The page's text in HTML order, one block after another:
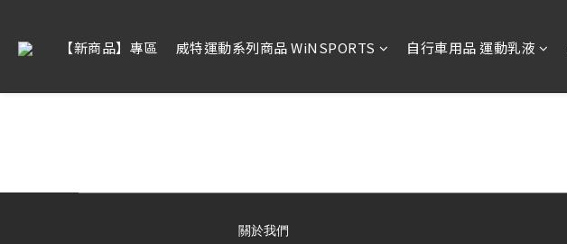
【新商品】專區 威特運動系列商品 WiNSPORTS 自行車用品 運動乳液
關於我們